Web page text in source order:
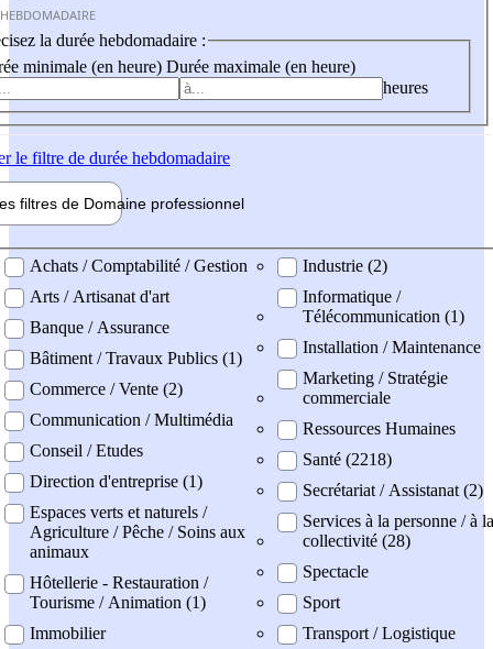
la durée hebdomadaire :
minimale (en heure) Durée maximale (en heure)
heures
le filtre de durée hebdomadaire
filtres de Domaine professionnel
professionel
Achats / Comptabilité / Gestion
Arts / Artisanat d'art
Banque / Assurance
Bâtiment / Travaux Publics (1)
Commerce / Vente (2)
Communication / Multimédia
Conseil / Etudes
Direction d'entreprise (1)
Espaces verts et naturels /
Agriculture / Pêche / Soins aux
animaux
Hôtellerie - Restauration /
Tourisme / Animation (1)
Immobilier
Industrie (2)
Informatique /
Télécommunication (1)
Installation / Maintenance
Marketing / Stratégie
commerciale
Ressources Humaines
Santé (2218)
Secrétariat / Assistanat (2)
Services à la personne / à la
collectivité (28)
Spectacle
Sport
Transport / Logistique